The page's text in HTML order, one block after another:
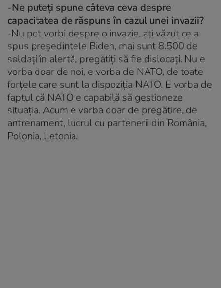
-Ne puteți spune câteva ceva despre
capacitatea de răspuns în cazul unei invazii?
-Nu pot vorbi despre o invazie, ați văzut ce a
spus președintele Biden, mai sunt 8.500 de
soldați în alertă, pregătiți să fie dislocați. Nu e
vorba doar de noi, e vorba de NATO, de toate
forțele care sunt la dispoziția NATO. E vorba de
faptul că NATO e capabilă să gestioneze
situația. Acum e vorba doar de pregătire, de
antrenament, lucrul cu partenerii din România,
Polonia, Letonia.